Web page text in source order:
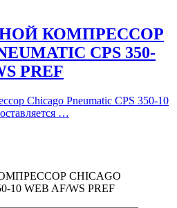
КОМПРЕССОР
CPS 350-
PREF
Chicago Pneumatic CPS 350-10
…
CHICAGO
10 WEB AF/WS PREF